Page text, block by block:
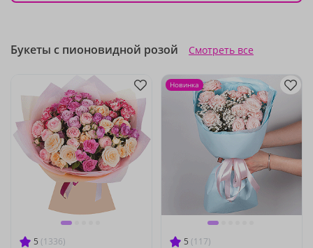
Букеты с пионовидной розой Смотреть все
5 (1336) 5 (117)
Новинка